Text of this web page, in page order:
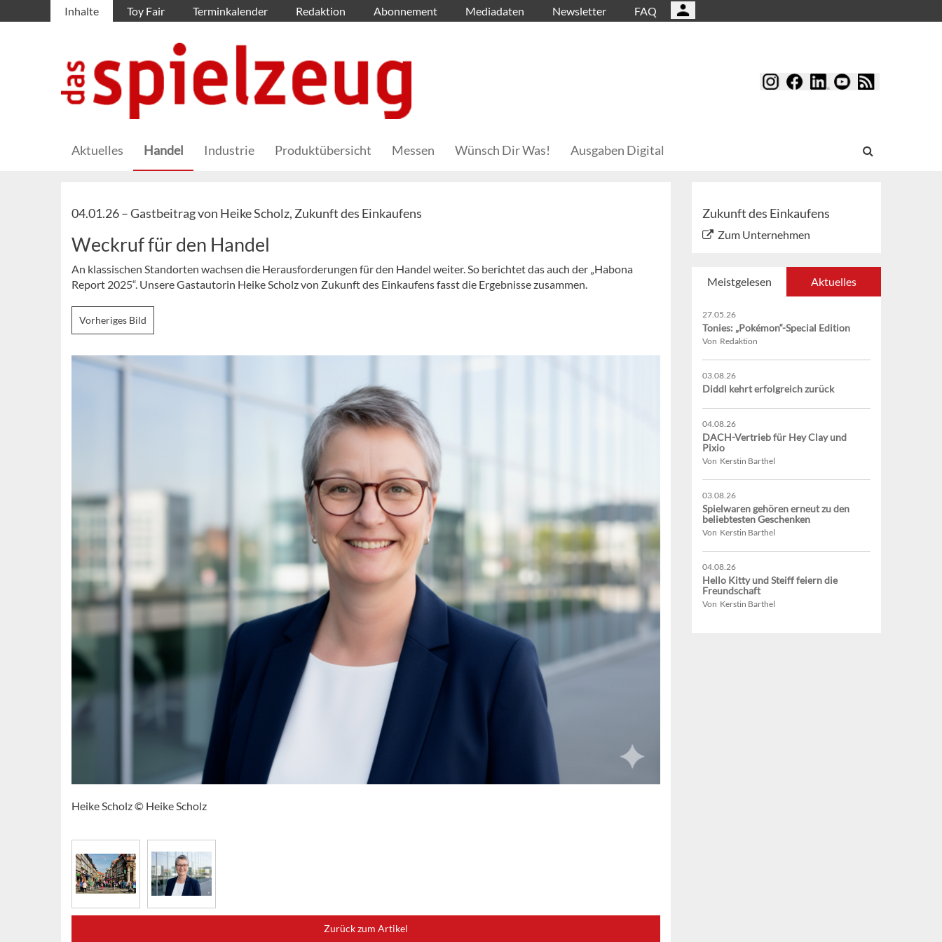
Inhalte Toy Fair Terminkalender Redaktion Abonnement Mediadaten Newsletter FAQ
Aktuelles Handel Industrie Produktübersicht Messen Wünsch Dir Was! Ausgaben Digital
04.01.26 –Gastbeitrag von Heike Scholz, Zukunft des Einkaufens
Weckruf für den Handel
An klassischen Standorten wachsen die Herausforderungen für den Handel weiter. So berichtet das auch der „Habona
Report 2025“. Unsere Gastautorin Heike Scholz von Zukunft des Einkaufens fasst die Ergebnisse zusammen.
Vorheriges Bild
Heike Scholz © Heike Scholz
Zurück zum Artikel
Zukunft des Einkaufens
Zum Unternehmen
Meistgelesen Aktuelles
27.05.26
Tonies: „Pokémon“-Special Edition
Von Redaktion
03.08.26
Diddl kehrt erfolgreich zurück
04.08.26
DACH-Vertrieb für Hey Clay und
Pixio
Von Kerstin Barthel
03.08.26
Spielwaren gehören erneut zu den
beliebtesten Geschenken
Von Kerstin Barthel
04.08.26
Hello Kitty und Steiff feiern die
Freundschaft
Von Kerstin Barthel